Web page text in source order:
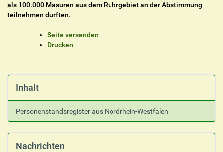
als 100.000 Masuren aus dem Ruhrgebiet an der Abstimmung
teilnehmen durften.
l
t
p
e
z
i
f
Seite versenden
Drucken
Inhalt
Personenstandsregister aus Nordrhein-Westfalen
Nachrichten